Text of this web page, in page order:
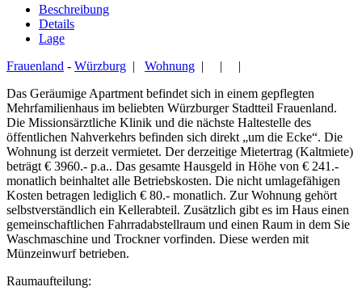
Beschreibung
Details
Lage
Frauenland - Würzburg | Wohnung | | |
Das Geräumige Apartment befindet sich in einem gepflegten
Mehrfamilienhaus im beliebten Würzburger Stadtteil Frauenland.
Die Missionsärztliche Klinik und die nächste Haltestelle des
öffentlichen Nahverkehrs befinden sich direkt „um die Ecke“. Die
Wohnung ist derzeit vermietet. Der derzeitige Mietertrag (Kaltmiete)
beträgt € 3960.- p.a.. Das gesamte Hausgeld in Höhe von € 241.-
monatlich beinhaltet alle Betriebskosten. Die nicht umlagefähigen
Kosten betragen lediglich € 80.- monatlich. Zur Wohnung gehört
selbstverständlich ein Kellerabteil. Zusätzlich gibt es im Haus einen
gemeinschaftlichen Fahrradabstellraum und einen Raum in dem Sie
Waschmaschine und Trockner vorfinden. Diese werden mit
Münzeinwurf betrieben.
Raumaufteilung: